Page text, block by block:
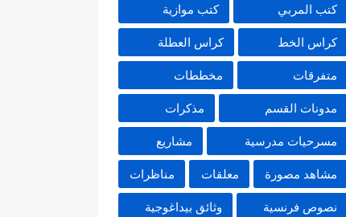
كتب المربي كتب موازية
كراس الخط كراس العطلة
متفرقات مخططات
مدونات القسم مذكرات
مسرحيات مدرسية مشاريع
مشاهد مصورة معلقات مناظرات
نصوص فرنسية وثائق بيداغوجية